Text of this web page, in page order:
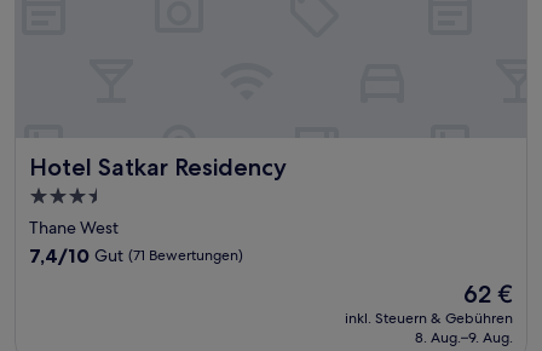
Hotel Satkar Residency
Hotel Satkar Residency
3.5-
Sterne-
Unterkunft
Thane West
7.4
7,4/10 Gut (71 Bewertungen)
Der
Preis
beträgt
62 €
inkl. Steuern & Gebühren
8. Aug.–9. Aug.